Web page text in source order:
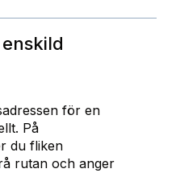
för en
På
du fliken
rutan och anger